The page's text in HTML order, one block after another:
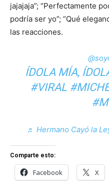
jajajaja”; “Perfectamente
podría ser yo”; “Qué
las reacciones.
ÍDOLA MÍA,
#VIRAL
♬ Hermano Cayó la
Comparte esto:
Facebook X